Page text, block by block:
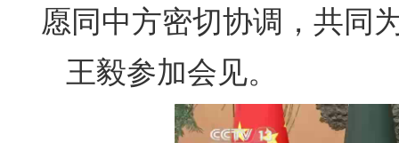
愿同中方密切协调，共同
王毅参加会见。